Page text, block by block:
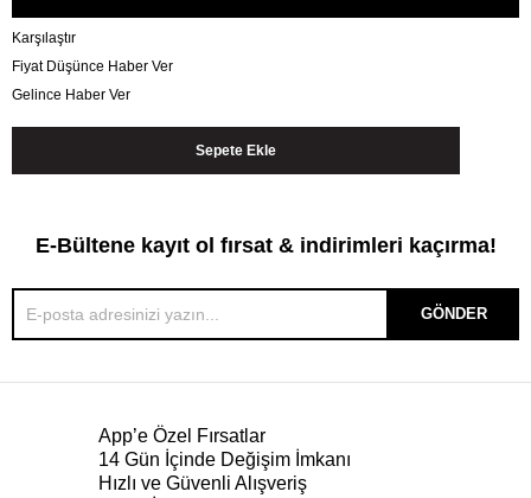
Karşılaştır
Fiyat Düşünce Haber Ver
Gelince Haber Ver
E-Bültene kayıt ol fırsat & indirimleri kaçırma!
GÖNDER
App’e Özel Fırsatlar
14 Gün İçinde Değişim İmkanı
Hızlı ve Güvenli Alışveriş